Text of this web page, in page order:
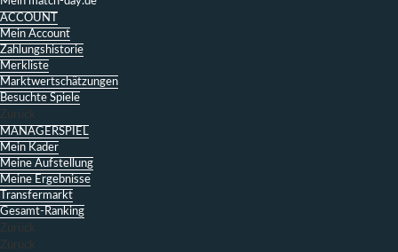
ACCOUNT
Mein Account
Zahlungshistorie
Merkliste
Marktwertschätzungen
Besuchte Spiele
Zurück
MANAGERSPIEL
Mein Kader
Meine Aufstellung
Meine Ergebnisse
Transfermarkt
Gesamt-Ranking
Zurück
Zurück